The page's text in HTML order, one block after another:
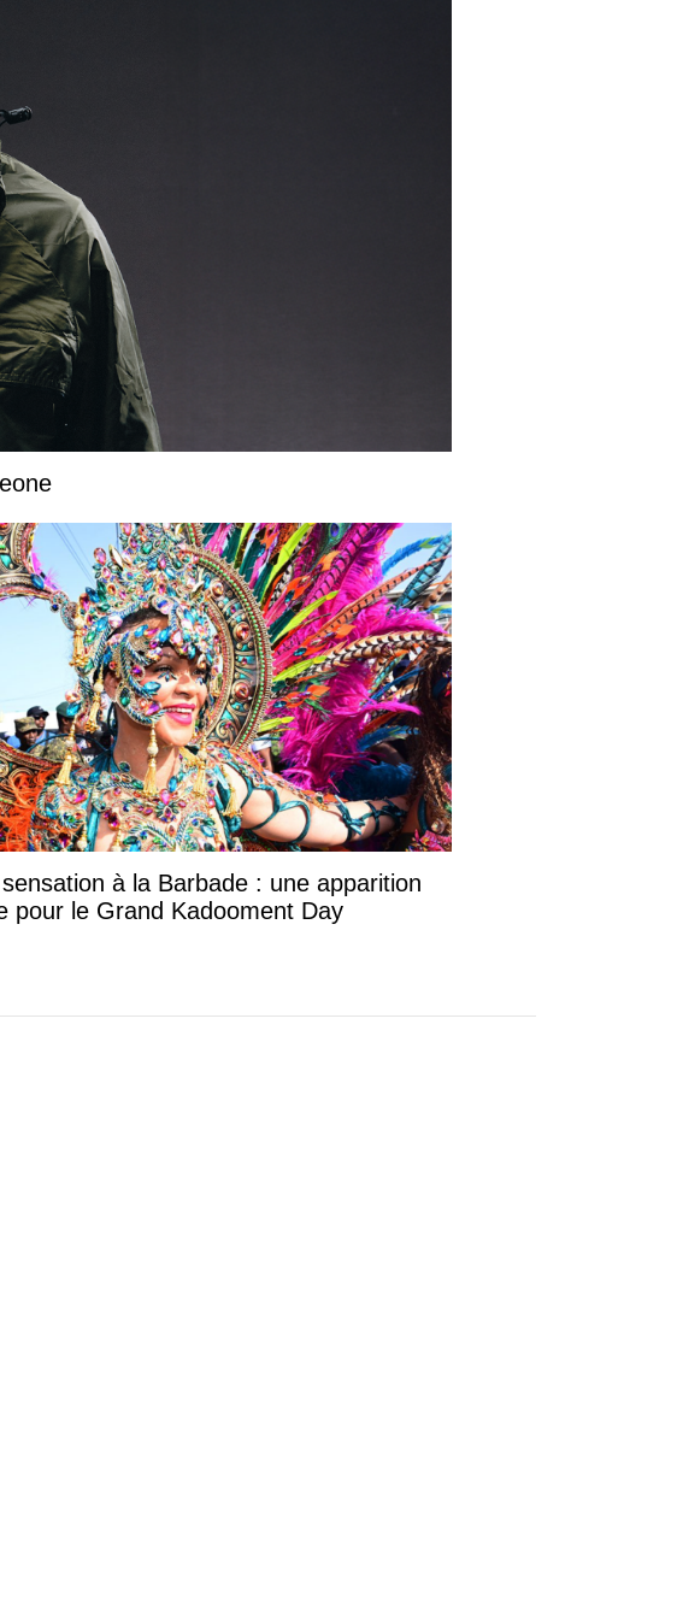
à la Barbade : une apparition
pour le Grand Kadooment Day